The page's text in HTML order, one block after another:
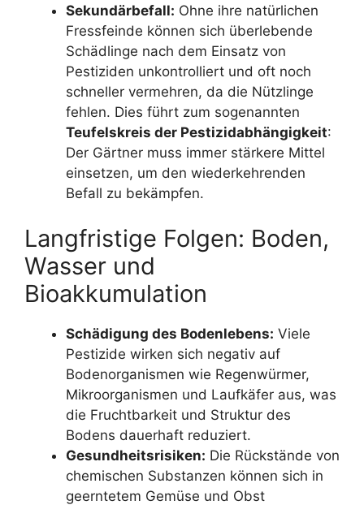
Sekundärbefall: Ohne ihre natürlichen
Fressfeinde können sich überlebende
Schädlinge nach dem Einsatz von
Pestiziden unkontrolliert und oft noch
schneller vermehren, da die Nützlinge
fehlen. Dies führt zum sogenannten
Teufelskreis der Pestizidabhängigkeit:
Der Gärtner muss immer stärkere Mittel
einsetzen, um den wiederkehrenden
Befall zu bekämpfen.
Langfristige Folgen: Boden,
Wasser und
Bioakkumulation
Schädigung des Bodenlebens: Viele
Pestizide wirken sich negativ auf
Bodenorganismen wie Regenwürmer,
Mikroorganismen und Laufkäfer aus, was
die Fruchtbarkeit und Struktur des
Bodens dauerhaft reduziert.
Gesundheitsrisiken: Die Rückstände von
chemischen Substanzen können sich in
geerntetem Gemüse und Obst